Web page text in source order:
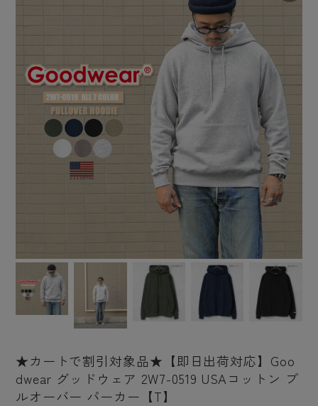
★カートで割引対象品★【即日出荷対応】Goo
dwear グッドウェア 2W7-0519 USAコットン プ
ルオーバー パーカー【T】